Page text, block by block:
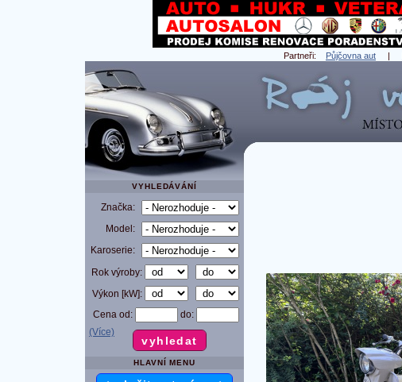
Partneři: Půjčovna aut |
VYHLEDÁVÁNÍ
Značka:
Model:
Karoserie:
Rok výroby:
Výkon [kW]:
Cena od:
do:
(Více)
HLAVNÍ MENU